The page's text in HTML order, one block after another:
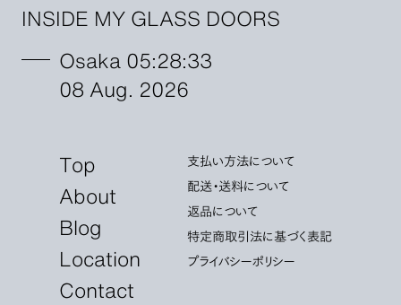
INSIDE MY GLASS DOORS
Osaka 05:28:35
08 Aug. 2026
Top
About
Blog
Location
Contact
支払い方法について
配送・送料について
返品について
特定商取引法に基づく表記
プライバシーポリシー